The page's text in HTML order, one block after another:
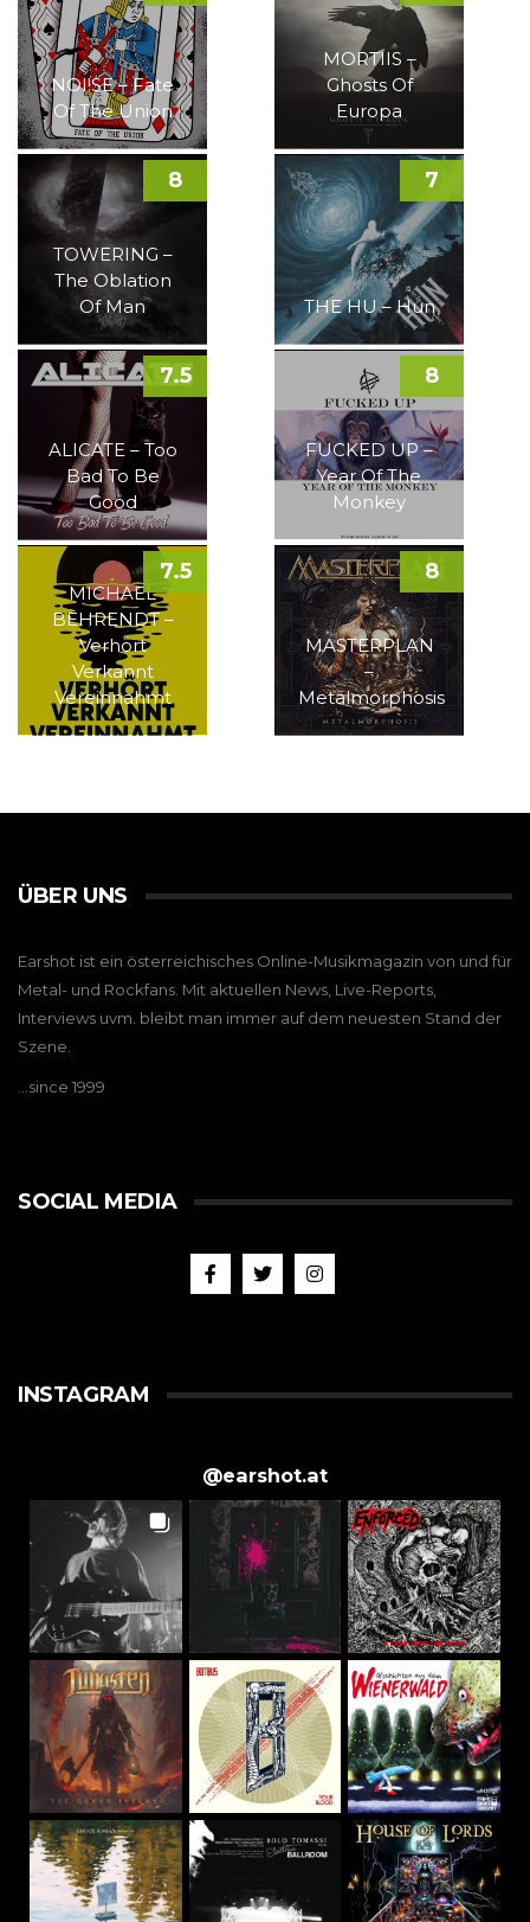
NOI!SE – Fate
Of The Union
MORTIIS –
Ghosts Of
Europa
TOWERING –
The Oblation
Of Man
8
THE HU – Hun
7
ALICATE – Too
Bad To Be
Good
7.5
FUCKED UP –
Year Of The
Monkey
8
MICHAEL
BEHRENDT –
Verhört
Verkannt
Vereinnahmt
7.5
MASTERPLAN
–
Metalmorphosis
8
ÜBER UNS
Earshot ist ein österreichisches Online-Musikmagazin von und für
Metal- und Rockfans. Mit aktuellen News, Live-Reports,
Interviews uvm. bleibt man immer auf dem neuesten Stand der
Szene.
…since 1999
SOCIAL MEDIA
INSTAGRAM
@earshot.at